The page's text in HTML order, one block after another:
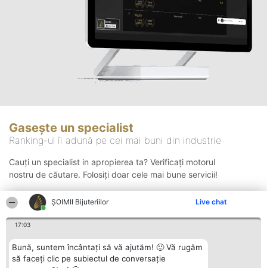
ŞOIMII Bijuteriilor Live chat
17:03
Bună, suntem încântați să vă ajutăm! 🙂 Vă rugăm
să faceți clic pe subiectul de conversație
Gasește un specialist
Ranking-ul îi adună pe cei mai buni din industrie
Cauți un specialist in apropierea ta? Verificați motorul
nostru de căutare. Folosiți doar cele mai bune servicii!